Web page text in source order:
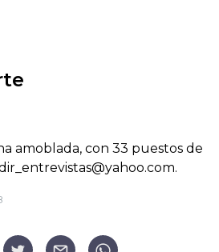
amoblada, con 33 puestos de